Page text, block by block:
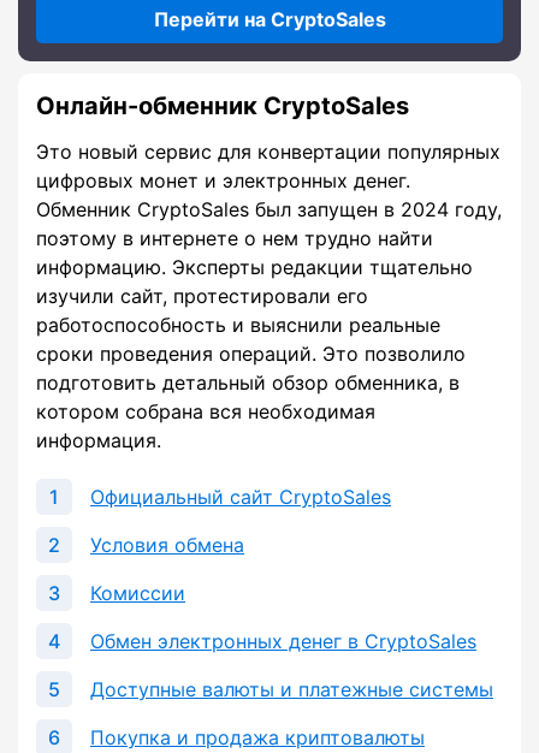
Перейти на CryptoSales
Онлайн-обменник CryptoSales
Это новый сервис для конвертации популярных
цифровых монет и электронных денег.
Обменник CryptoSales был запущен в 2024 году,
поэтому в интернете о нем трудно найти
информацию. Эксперты редакции тщательно
изучили сайт, протестировали его
работоспособность и выяснили реальные
сроки проведения операций. Это позволило
подготовить детальный обзор обменника, в
котором собрана вся необходимая
информация.
Официальный сайт CryptoSales
Условия обмена
Комиссии
Обмен электронных денег в CryptoSales
Доступные валюты и платежные системы
Покупка и продажа криптовалюты